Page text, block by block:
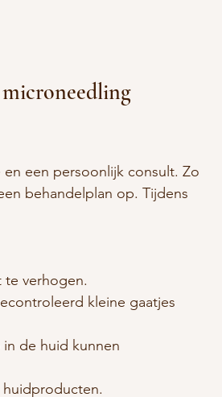
een persoonlijk consult. Zo
behandelplan op. Tijdens
te verhogen.
kleine gaatjes
de huid kunnen
huidproducten.